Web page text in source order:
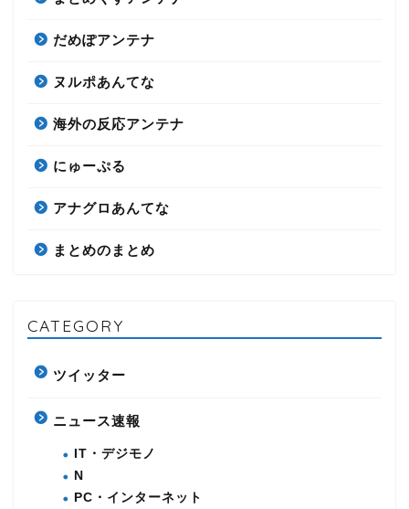
だめぽアンテナ
ヌルポあんてな
海外の反応アンテナ
にゅーぷる
アナグロあんてな
まとめのまとめ
CATEGORY
ツイッター
ニュース速報
IT・デジモノ
N
PC・インターネット